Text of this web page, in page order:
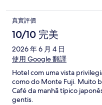
真實評價
10/10 完美
2026 年 6 月 4 日
使用 Google 翻譯
Hotel com uma vista
como do Monte Fuji. Muito
Café da manhã típico
gentis.